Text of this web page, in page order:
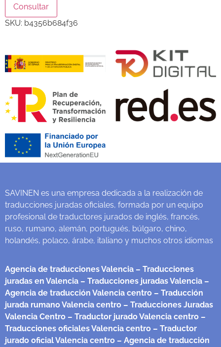
Consultar
SKU: b4356b684f36
SAVINEN es una empresa dedicada a la realización de
traducciones juradas oficiales, formada por un equipo
profesional de traductores jurados de inglés, francés,
ruso, rumano, alemán, portugués, búlgaro, chino,
holandés, polaco, árabe, italiano y muchos otros idiomas
Agencia de traducciones Valencia – Traducciones
juradas en Valencia – Traducciones juradas Valencia –
Agencia de traducción Valencia centro – Traducción
jurada rumano Valencia centro – Traducciones Juradas
Valencia Centro – Traductor jurado Valencia centro –
Traducciones oficiales Valencia centro – Traductor
jurado oficial Valencia centro – Agencia de traducción